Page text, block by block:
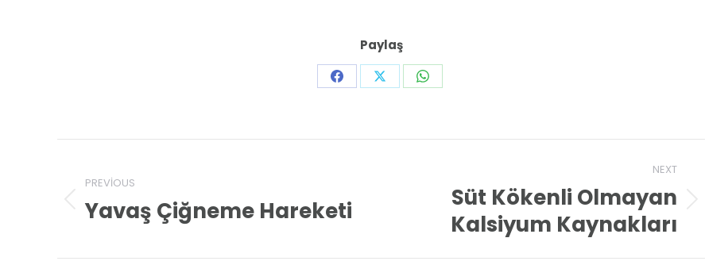
Paylaş
Share
Facebook
Share
X
Share
WhatsApp
navigation
PREVIOUS
Previous
Yavaş Çiğneme Hareketi
NEXT
Süt Kökenli Olmayan
Kalsiyum Kaynakları